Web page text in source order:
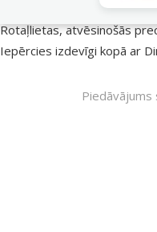
Vasara
Rotaļlietas, atvēsinošās
Iepērcies izdevīgi kopā ar
Piedāvājums